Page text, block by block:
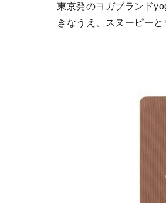
東京発のヨガブランド
きなうえ、スヌーピー